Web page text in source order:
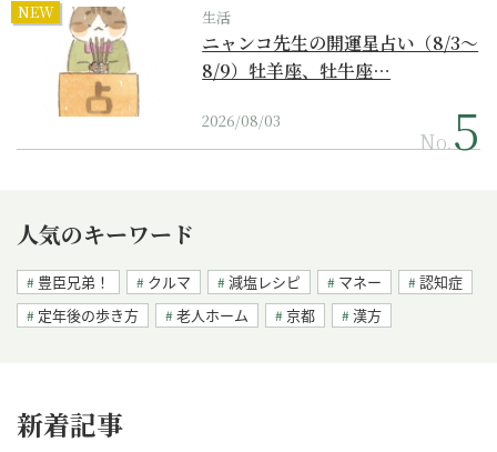
NEW 生活
ニャンコ先生の開運星占い（8/3～
8/9）牡羊座、牡牛座…
2026/08/03
No.
人気のキーワード
豊臣兄弟！ クルマ 減塩レシピ マネー
認知症
定年後の歩き方
老人ホーム 京都 漢方
新着記事